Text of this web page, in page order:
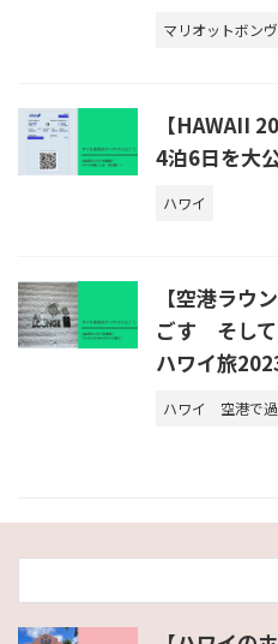
マリオットボン
【HAWAII
4泊6日を大
ハワイ
【空港ラウ
ごす そして
ハワイ旅
ハワイ 空港で